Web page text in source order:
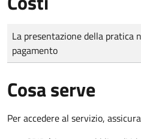
Tipo di pagamento
Importo
La presentazione della pratica
pagamento
Cosa serve
Per accedere al servizio,